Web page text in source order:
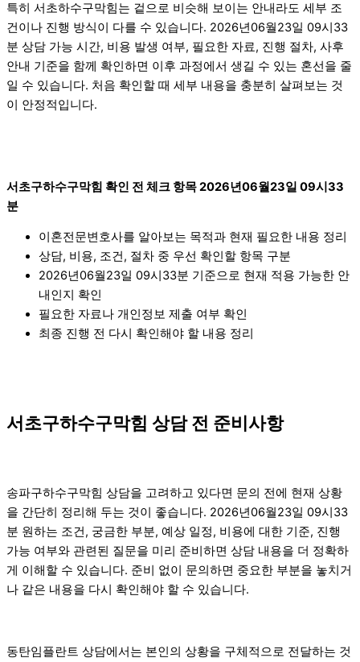
특히 서초하수구막힘는 겉으로 비슷해 보이는 안내라도 세부 조
건이나 진행 방식이 다를 수 있습니다. 2026년06월23일 09시33
분 상담 가능 시간, 비용 발생 여부, 필요한 자료, 진행 절차, 사후
안내 기준을 함께 확인하면 이후 과정에서 생길 수 있는 혼선을 줄
일 수 있습니다. 처음 확인할 때 세부 내용을 충분히 살펴보는 것
이 안정적입니다.
서초구하수구막힘 확인 전 체크 항목 2026년06월23일 09시33
분
이혼전문변호사를 알아보는 목적과 현재 필요한 내용 정리
상담, 비용, 조건, 절차 중 우선 확인할 항목 구분
2026년06월23일 09시33분 기준으로 현재 적용 가능한 안
내인지 확인
필요한 자료나 개인정보 제출 여부 확인
최종 진행 전 다시 확인해야 할 내용 정리
서초구하수구막힘 상담 전 준비사항
송파구하수구막힘 상담을 고려하고 있다면 문의 전에 현재 상황
을 간단히 정리해 두는 것이 좋습니다. 2026년06월23일 09시33
분 원하는 조건, 궁금한 부분, 예상 일정, 비용에 대한 기준, 진행
가능 여부와 관련된 질문을 미리 준비하면 상담 내용을 더 정확하
게 이해할 수 있습니다. 준비 없이 문의하면 중요한 부분을 놓치거
나 같은 내용을 다시 확인해야 할 수 있습니다.
동탄임플란트 상담에서는 본인의 상황을 구체적으로 전달하는 것